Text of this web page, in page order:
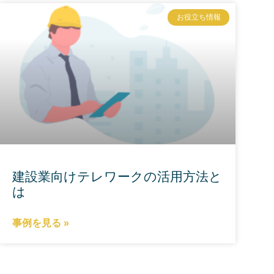
お役立ち情報
建設業向けテレワークの活用方法と
は
事例を見る »